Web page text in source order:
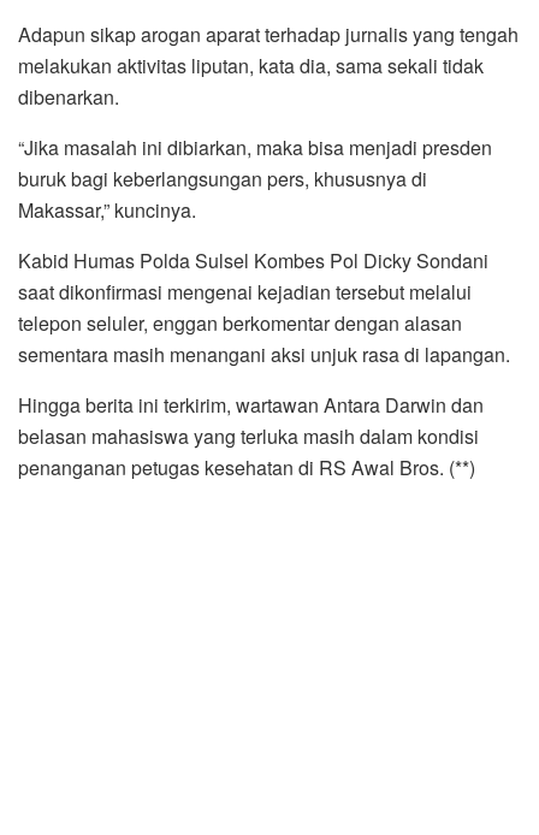
Adapun sikap arogan aparat terhadap jurnalis yang tengah
melakukan aktivitas liputan, kata dia, sama sekali tidak
dibenarkan.
“Jika masalah ini dibiarkan, maka bisa menjadi presden
buruk bagi keberlangsungan pers, khususnya di
Makassar,” kuncinya.
Kabid Humas Polda Sulsel Kombes Pol Dicky Sondani
saat dikonfirmasi mengenai kejadian tersebut melalui
telepon seluler, enggan berkomentar dengan alasan
sementara masih menangani aksi unjuk rasa di lapangan.
Hingga berita ini terkirim, wartawan Antara Darwin dan
belasan mahasiswa yang terluka masih dalam kondisi
penanganan petugas kesehatan di RS Awal Bros. (**)